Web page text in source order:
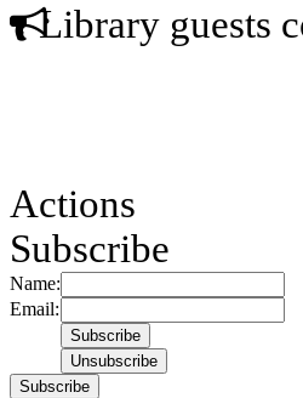
Library guests
Actions
Subscribe
Name:
Email:
Subscribe